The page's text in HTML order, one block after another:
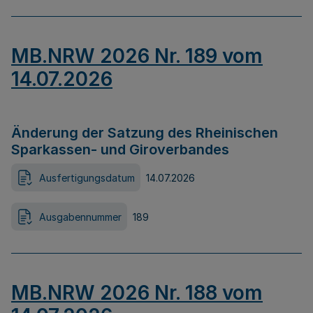
MB.NRW 2026 Nr. 189 vom
14.07.2026
Änderung der Satzung des Rheinischen
Sparkassen- und Giroverbandes
Ausfertigungsdatum 14.07.2026
Ausgabennummer 189
MB.NRW 2026 Nr. 188 vom